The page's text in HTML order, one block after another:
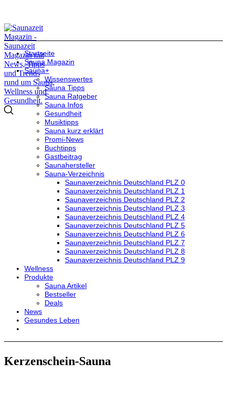
Startseite
Sauna Magazin
Sauna+
Wissenswertes
Sauna Tipps
Sauna Ratgeber
Sauna Infos
Gesundheit
Musiktipps
Sauna kurz erklärt
Promi-News
Buchtipps
Gastbeitrag
Saunahersteller
Sauna-Verzeichnis
Saunaverzeichnis Deutschland PLZ 0
Saunaverzeichnis Deutschland PLZ 1
Saunaverzeichnis Deutschland PLZ 2
Saunaverzeichnis Deutschland PLZ 3
Saunaverzeichnis Deutschland PLZ 4
Saunaverzeichnis Deutschland PLZ 5
Saunaverzeichnis Deutschland PLZ 6
Saunaverzeichnis Deutschland PLZ 7
Saunaverzeichnis Deutschland PLZ 8
Saunaverzeichnis Deutschland PLZ 9
Wellness
Produkte
Sauna Artikel
Bestseller
Deals
News
Gesundes Leben
Kerzenschein-Sauna